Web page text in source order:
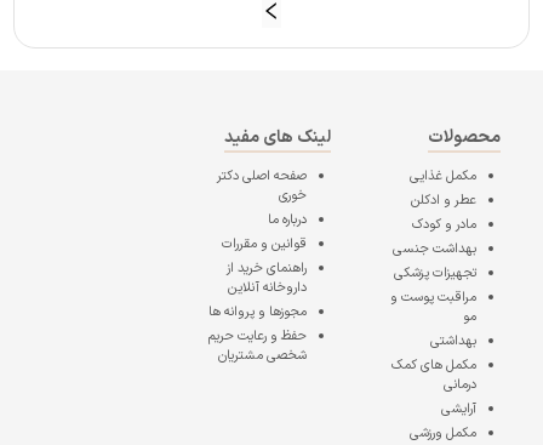
محصولات
مکمل غذایی
عطر و ادکلن
مادر و کودک
بهداشت جنسی
تجهیزات پزشکی
مراقبت پوست و
مو
بهداشتی
مکمل های کمک
درمانی
آرایشی
مکمل ورزشی
لینک های مفید
صفحه اصلیدکتر
خوری
درباره ما
قوانین و مقررات
راهنمای خرید از
داروخانه آنلاین
مجوزها و پروانه ها
حفظ و رعایت حریم
شخصی مشتریان